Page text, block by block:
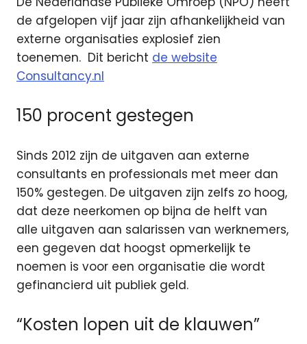
de afgelopen vijf jaar zijn afhankelijkheid van
externe organisaties explosief zien
toenemen. Dit bericht de website
Consultancy.nl
150 procent gestegen
Sinds 2012 zijn de uitgaven aan externe
consultants en professionals met meer dan
150% gestegen. De uitgaven zijn zelfs zo hoog,
dat deze neerkomen op bijna de helft van
alle uitgaven aan salarissen van werknemers,
een gegeven dat hoogst opmerkelijk te
noemen is voor een organisatie die wordt
gefinancierd uit publiek geld.
“Kosten lopen uit de klauwen”